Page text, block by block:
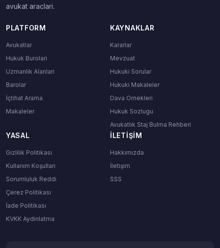
avukat araclari.
PLATFORM
Avukatlar
Hukuk Burolari
Uzmanlik Alanlari
Barolar
İçtihat Arama
Makaleler
KAYNAKLAR
Kararlar
Mevzuat
Hukuki Sorular
Hukuki Makaleler
Dava Ornekleri
Hukuk Sozlugu
Avukatlık Staj Bulma Rehberi
YASAL
Gizlilik Politikası
Kullanım Koşulları
Sorumluluk Reddi
Çerez Politikası
İade Politikası
KVKK Aydinlatma
İLETIŞIM
Hakkımızda
İletişim
SSS